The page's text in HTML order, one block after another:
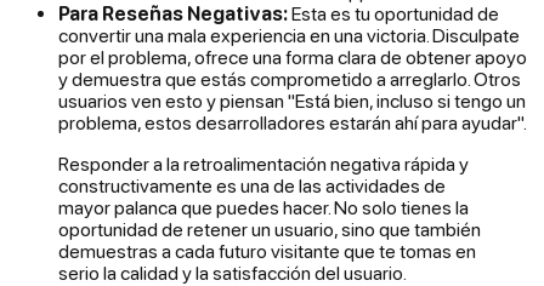
Para Reseñas Negativas:Esta es tu oportunidad de
convertir una mala experiencia en una victoria. Disculpate
por el problema, ofrece una forma clara de obtener apoyo
y demuestra que estás comprometido a arreglarlo. Otros
usuarios ven esto y piensan "Está bien, incluso si tengo un
problema, estos desarrolladores estarán ahí para ayudar".
Responder a la retroalimentación negativa rápida y
constructivamente es una de las actividades de
mayor palanca que puedes hacer. No solo tienes la
oportunidad de retener un usuario, sino que también
demuestras a cada futuro visitante que te tomas en
serio la calidad y la satisfacción del usuario.